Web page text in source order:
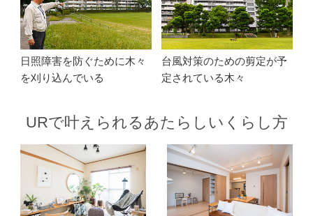
日照障害を防ぐために木々
を刈り込んでいる
台風対策のための剪定が予
定されている木々
URで叶えられるあたらしいくらし方